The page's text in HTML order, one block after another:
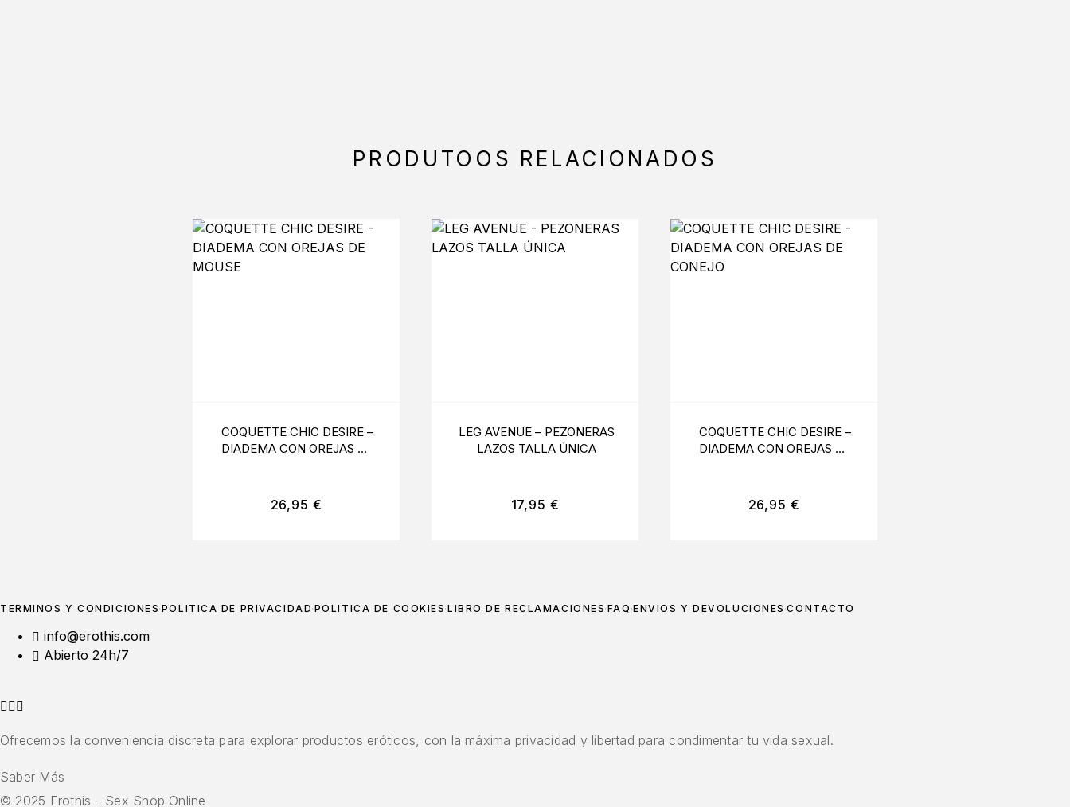
PRODUTOOS RELACIONADOS
COQUETTE CHIC DESIRE –
DIADEMA CON OREJAS DE
26,95 €
LEG AVENUE – PEZONERAS
LAZOS TALLA ÚNICA
17,95 €
COQUETTE CHIC DESIRE –
DIADEMA CON OREJAS DE
26,95 €
TÉRMINOS Y CONDICIONESPOLÍTICA DE PRIVACIDADPOLÍTICA DE COOKIESLIBRO DE RECLAMACIONESFAQ ENVÍOS Y DEVOLUCIONES CONTACTO
info@erothis.com
Abierto 24h/7
Ofrecemos la conveniencia discreta para explorar productos eróticos, con la máxima privacidad y libertad para condimentar tu vida sexual.
Saber Más
© 2025 Erothis - Sex Shop Online